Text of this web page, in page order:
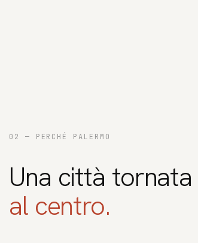
02 — PERCHÉ PALERMO
Una città tornata
al centro.